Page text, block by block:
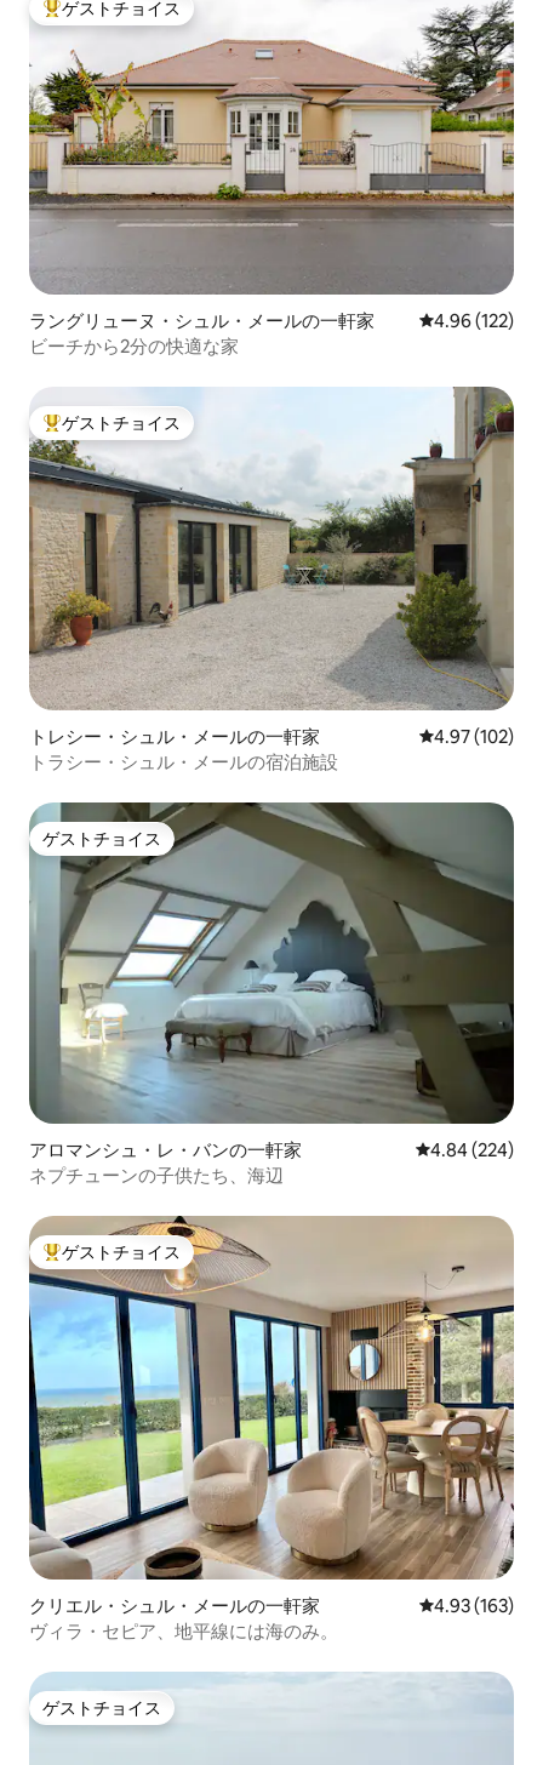
大好評のゲストチョイスです。
ゲストチョイス
ラングリューヌ・シュル・メールの一軒家 レビュー122
4.96 (122)
ビーチから2分の快適な家
大好評のゲストチョイスです。
ゲストチョイス
トレシー・シュル・メールの一軒家 レビュー102
4.97 (102)
トラシー・シュル・メールの宿泊施設
ゲストチョイス
ゲストチョイス
アロマンシュ・レ・バンの一軒家 レビュー224
4.84 (224)
ネプチューンの子供たち、海辺
大好評のゲストチョイスです。
ゲストチョイス
クリエル・シュル・メールの一軒家 レビュー163
4.93 (163)
ヴィラ・セピア、地平線には海のみ。
ゲストチョイス
ゲストチョイス